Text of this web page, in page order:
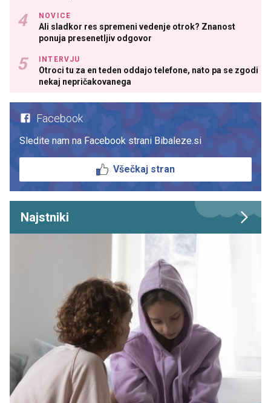
NOVICE
Ali sladkor res spremeni vedenje otrok? Znanost
ponuja presenetljiv odgovor
INTERVJU
Otroci tu za en teden oddajo telefone, nato pa se zgodi
nekaj nepričakovanega
Facebook
Sledite nam na Facebook strani Bibaleze.si
Všečkaj stran
Najstniki